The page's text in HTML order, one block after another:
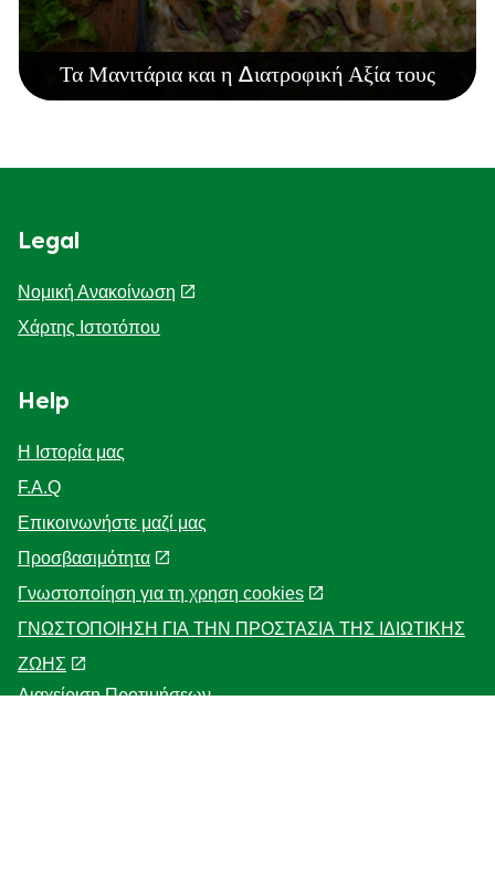
Τα Μανιτάρια και η Διατροφική Αξία τους
Legal
Νομική Ανακοίνωση
Χάρτης Ιστοτόπου
Help
Η Ιστορία μας
F.A.Q
Επικοινωνήστε μαζί μας
Προσβασιμότητα
Γνωστοποίηση για τη χρηση cookies
ΓΝΩΣΤΟΠΟΙΗΣΗ ΓΙΑ ΤΗΝ ΠΡΟΣΤΑΣΙΑ ΤΗΣ ΙΔΙΩΤΙΚΗΣ
ΖΩΗΣ
Διαχείριση Προτιμήσεων